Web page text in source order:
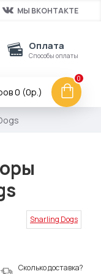
МЫ ВКОНТАКТЕ
Оплата
Способы оплаты
0 (0р.)
0
Snarling Dogs
Сколько доставка?